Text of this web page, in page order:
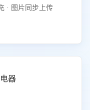
· 图片同步上传
器